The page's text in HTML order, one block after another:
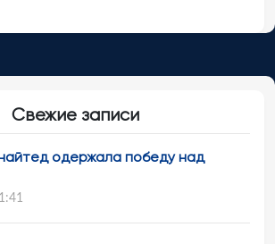
Свежие записи
одержала победу над